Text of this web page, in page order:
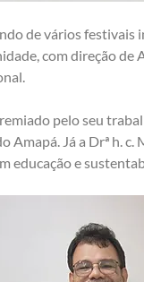
de vários festivais
com direção de
pelo seu
Já a Drª h. c.
educação e